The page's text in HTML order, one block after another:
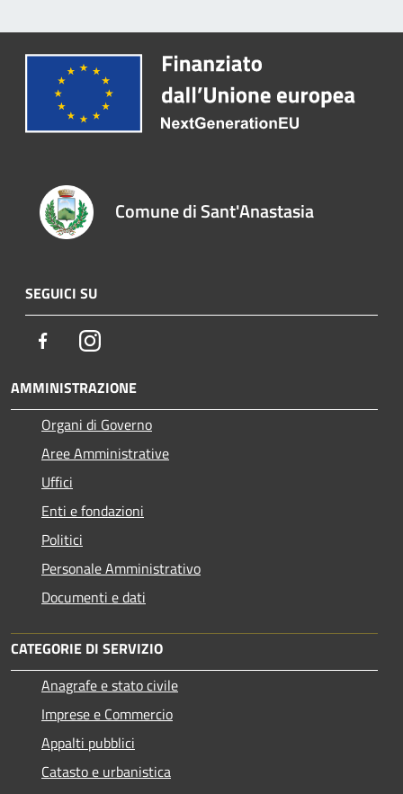
Comune di Sant'Anastasia
SEGUICI SU
FacebookInstagram
AMMINISTRAZIONE
Organi di Governo
Aree Amministrative
Uffici
Enti e fondazioni
Politici
Personale Amministrativo
Documenti e dati
CATEGORIE DI SERVIZIO
Anagrafe e stato civile
Imprese e Commercio
Appalti pubblici
Catasto e urbanistica